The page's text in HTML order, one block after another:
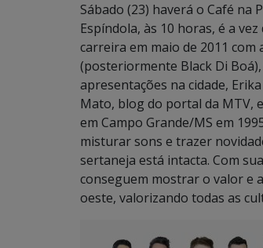
Sábado (23) haverá o Café na
Espíndola, às 10 horas, é a
carreira em maio de 2011 com
(posteriormente Black Di
apresentações na cidade,
Mato, blog do portal da MTV,
em Campo Grande/MS em
misturar sons e trazer
sertaneja está intacta. Com
conseguem mostrar o valor e
oeste, valorizando todas as